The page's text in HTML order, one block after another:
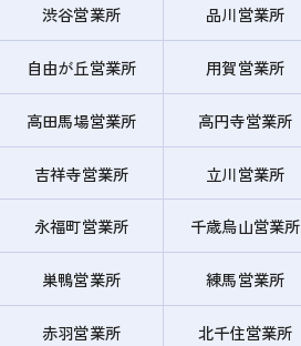
渋谷営業所 品川営業所
自由が丘営業所 用賀営業所
高田馬場営業所 高円寺営業所
吉祥寺営業所 立川営業所
永福町営業所 千歳烏山営業所
巣鴨営業所 練馬営業所
赤羽営業所 北千住営業所